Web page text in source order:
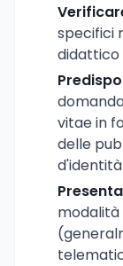
specifici
didattico
vitae in
delle
modalità